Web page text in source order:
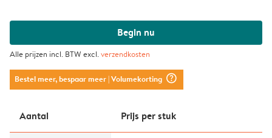
Begin nu
Alle prijzen incl. BTW excl.verzendkosten
Bestel meer, bespaar meer| Volumekorting question_mark_circle
Aantal Prijs per stuk